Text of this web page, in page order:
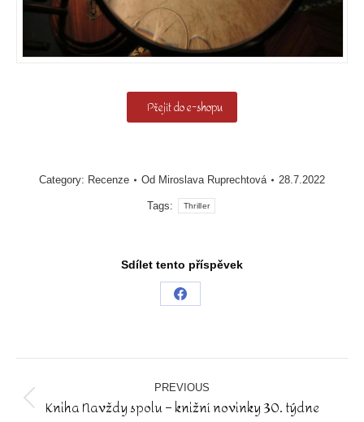
Přejít do e-shopu
Category: Recenze Od Miroslava Ruprechtová 28.7.2022
Tags: Thriller
Sdílet tento příspěvek
Share
Post
navigation PREVIOUS
Previous
Kniha Navždy spolu – knižní novinky 30. týdne